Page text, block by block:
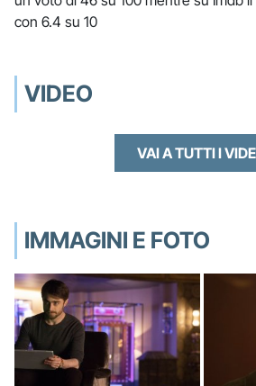
con 6.4 su 10
VIDEO
VAI A TUTTI I
IMMAGINI E FOTO